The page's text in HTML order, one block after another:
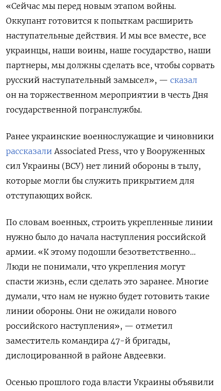
«Сейчас мы перед новым этапом войны.
Оккупант готовится к попыткам расширить
наступательные действия. И мы все вместе, все
украинцы, наши воины, наше государство, наши
партнеры, мы должны сделать все, чтобы сорвать
русский наступательный замысел», — сказал
он на торжественном мероприятии в честь Дня
государственной погранслужбы.
Ранее украинские военнослужащие и чиновники
рассказали Associated Press, что у Вооруженных
сил Украины (ВСУ) нет линий обороны в тылу,
которые могли бы служить прикрытием для
отступающих войск.
По словам военных, строить укрепленные линии
нужно было до начала наступления российской
армии. «К этому подошли безответственно…
Люди не понимали, что укрепления могут
спасти жизнь, если сделать это заранее. Многие
думали, что нам не нужно будет готовить такие
линии обороны. Они не ожидали нового
российского наступления», — отметил
заместитель командира 47-й бригады,
дислоцированной в районе Авдеевки.
Осенью прошлого года власти Украины объявили